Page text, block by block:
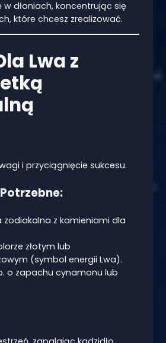
dłoniach, koncentrując się
które chcesz zrealizować.
Lwa z
i przyciągnięcie sukcesu.
zodiakalna z kamieniami dla
złotym lub
(symbol energii Lwa).
o zapachu cynamonu lub